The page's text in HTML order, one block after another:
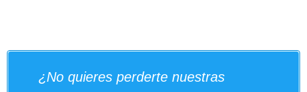
¿No quieres perderte nuestras